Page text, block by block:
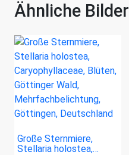
Ähnliche Bilder
Große Sternmiere,
Stellaria holostea,…